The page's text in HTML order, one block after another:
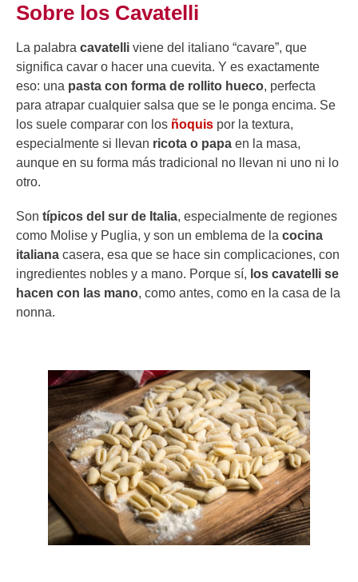
Sobre los Cavatelli
La palabra cavatelli viene del italiano “cavare”, que
significa cavar o hacer una cuevita. Y es exactamente
eso: una pasta con forma de rollito hueco, perfecta
para atrapar cualquier salsa que se le ponga encima. Se
los suele comparar con los ñoquis por la textura,
especialmente si llevan ricota o papa en la masa,
aunque en su forma más tradicional no llevan ni uno ni lo
otro.
Son típicos del sur de Italia, especialmente de regiones
como Molise y Puglia, y son un emblema de la cocina
italiana casera, esa que se hace sin complicaciones, con
ingredientes nobles y a mano. Porque sí, los cavatelli se
hacen con las mano, como antes, como en la casa de la
nonna.